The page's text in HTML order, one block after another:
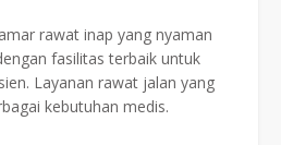
rawat inap yang nyaman
fasilitas terbaik untuk
Layanan rawat jalan yang
kebutuhan medis.